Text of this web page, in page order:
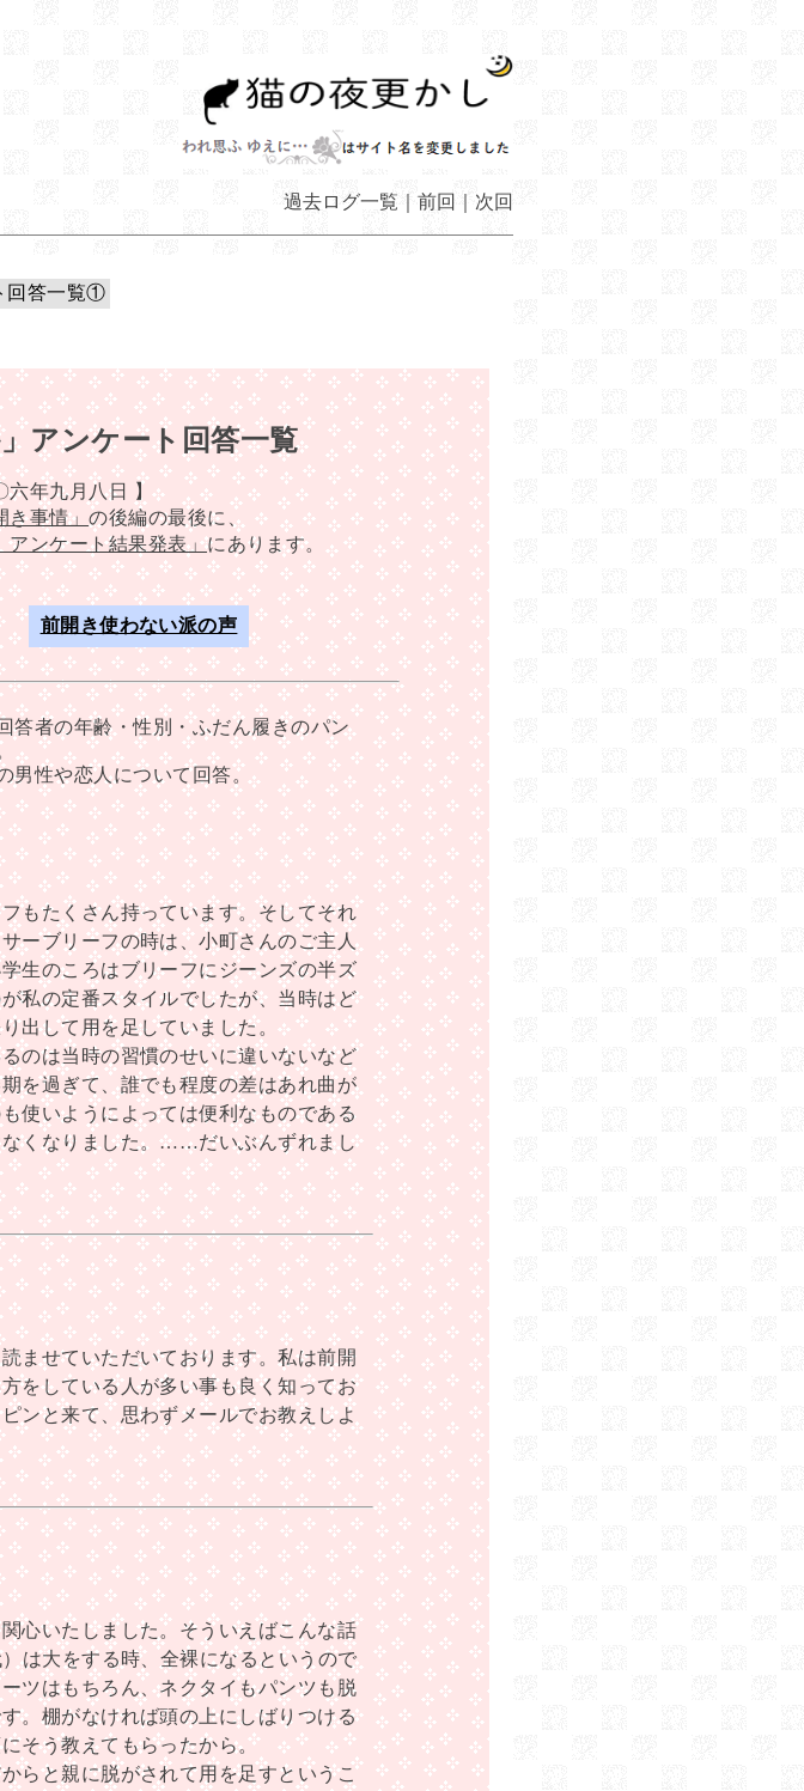
過去ログ一覧 前回 次回
回答一覧①
アンケート回答一覧
六年九月八日 】
き事情」の後編の最後に、
アンケート結果発表」 にあります。
前開き使わない派の声
答者の年齢・性別・ふだん履きのパン
男性や恋人について回答。
もたくさん持っています。そしてそれ
ーブリーフの時は、小町さんのご主人
生のころはブリーフにジーンズの半ズ
私の定番スタイルでしたが、当時はど
出して用を足していました。
のは当時の習慣のせいに違いないなど
を過ぎて、誰でも程度の差はあれ曲が
使いようによっては便利なものである
くなりました。……だいぶんずれまし
ませていただいております。私は前開
をしている人が多い事も良く知ってお
ンと来て、思わずメールでお教えしよ
心いたしました。そういえばこんな話
は大をする時、全裸になるというので
ツはもちろん、ネクタイもパンツも脱
。棚がなければ頭の上にしばりつける
そう教えてもらったから。
らと親に脱がされて用を足すというこ